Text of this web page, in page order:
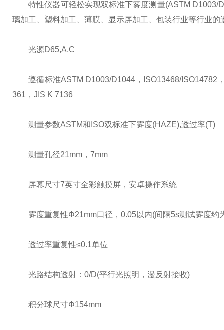
特性仪器可轻松实现双标准下雾度测量(ASTM D1003/
璃加工、塑料加工、薄膜、显示屏加工、包装行业等行业
光源D65,A,C
遵循标准ASTM D1003/D1044，ISO13468/ISO14782
361，JIS K 7136
测量参数ASTM和ISO双标准下雾度(HAZE),透过率(T)
测量孔径21mm，7mm
屏幕尺寸7英寸全彩触摸屏，安卓操作系统
雾度重复性Φ21mm口径，0.05以内(间隔5s测试雾度约
透过率重复性≤0.1单位
光路结构透射：0/D(平行光照明，漫反射接收)
积分球尺寸Φ154mm